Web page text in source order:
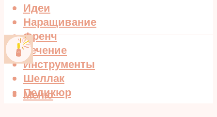
Идеи
Наращивание
Френч
Лечение
Инструменты
Шеллак
Педикюр
Меню